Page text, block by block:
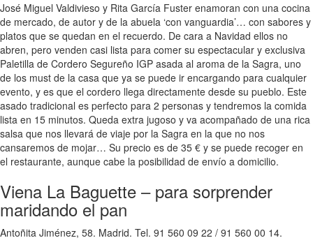
José Miguel Valdivieso y Rita García Fuster enamoran con una cocina
de mercado, de autor y de la abuela ‘con vanguardia’… con sabores y
platos que se quedan en el recuerdo. De cara a Navidad ellos no
abren, pero venden casi lista para comer su espectacular y exclusiva
Paletilla de Cordero Segureño IGP asada al aroma de la Sagra, uno
de los must de la casa que ya se puede ir encargando para cualquier
evento, y es que el cordero llega directamente desde su pueblo. Este
asado tradicional es perfecto para 2 personas y tendremos la comida
lista en 15 minutos. Queda extra jugoso y va acompañado de una rica
salsa que nos llevará de viaje por la Sagra en la que no nos
cansaremos de mojar… Su precio es de 35 € y se puede recoger en
el restaurante, aunque cabe la posibilidad de envío a domicilio.
Viena La Baguette – para sorprender
maridando el pan
Antoñita Jiménez, 58. Madrid. Tel. 91 560 09 22 / 91 560 00 14.